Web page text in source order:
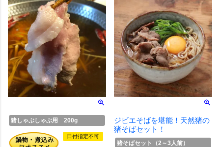
猪しゃぶしゃぶ用 200g
日付指定不可
ジビエそばを堪能！天然猪の
猪そばセット！
猪そばセット（2～3人前）